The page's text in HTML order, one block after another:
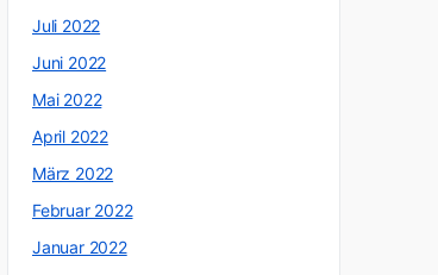
Juli 2022
Juni 2022
Mai 2022
April 2022
März 2022
Februar 2022
Januar 2022